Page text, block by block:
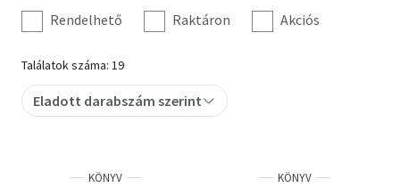
Irodalom
Művészet
Szakkönyv
Tankönyv, segédkönyv
szűrés
Rendelhető
Raktáron Akciós
Találatok száma: 19
Eladott darabszám szerint
KÖNYV KÖNYV